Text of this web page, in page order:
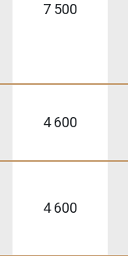
7 500
4 600
4 600